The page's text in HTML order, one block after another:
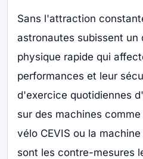
Sans l'attraction
astronautes subissent un
physique rapide qui
performances et leur
d'exercice quotidiennes
sur des machines
vélo CEVIS ou la
sont les contre-mesures